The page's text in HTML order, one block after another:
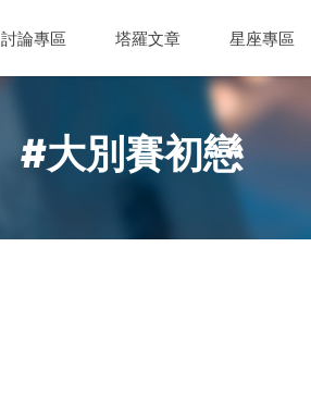
討論專區 塔羅文章 星座專區
#大別賽初戀